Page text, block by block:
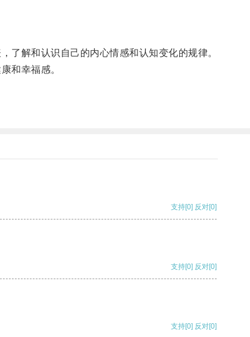
解和认识自己的内心情感和认知变化的规律。
和幸福感。
支持[0] 反对[0]
支持[0] 反对[0]
支持[0] 反对[0]